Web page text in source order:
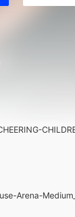
Arena-